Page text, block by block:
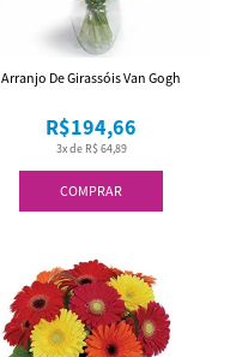
COMPRAR
3x de R$ 64,89
R$194,66
Arranjo De Girassóis Van Gogh